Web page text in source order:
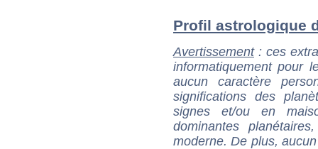
Profil astrologique
Avertissement: ces
informatiquement pour
aucun caractère
significations des
signes et/ou en
dominantes
moderne. De plus,